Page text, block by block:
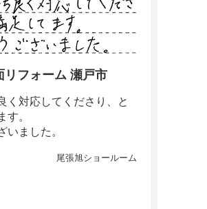
リフォーム 瀬戸市
く対応してくださり、と
す。
いました。
尾張旭ショールーム